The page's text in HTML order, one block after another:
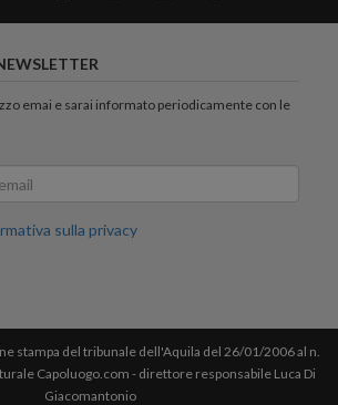
emai e sarai informato periodicamente con le
sulla privacy
stampa del tribunale dell'Aquila del 26/01/2006 al n.
Capoluogo.com - direttore responsabile Luca Di
Giacomantonio